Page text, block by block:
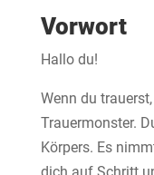
Vorwort
Hallo du!
Wenn du
Trauermonster.
Körpers. Es